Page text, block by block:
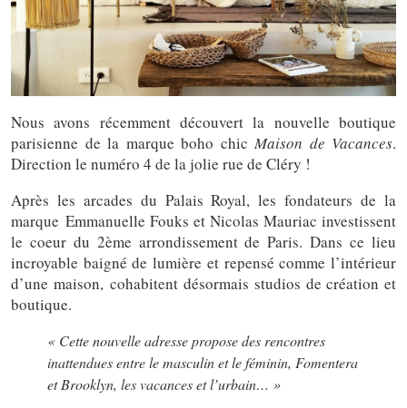
Nous avons récemment découvert la nouvelle boutique
parisienne de la marque boho chic Maison de Vacances.
Direction le numéro 4 de la jolie rue de Cléry !
Après les arcades du Palais Royal, les fondateurs de la
marque Emmanuelle Fouks et Nicolas Mauriac investissent
le coeur du 2ème arrondissement de Paris. Dans ce lieu
incroyable baigné de lumière et repensé comme l’intérieur
d’une maison, cohabitent désormais studios de création et
boutique.
« Cette nouvelle adresse propose des rencontres
inattendues entre le masculin et le féminin, Fomentera
et Brooklyn, les vacances et l’urbain… »